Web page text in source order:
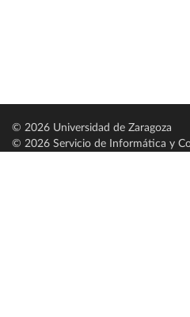
© 2026 Universidad de Zaragoza
© 2026 Servicio de Informática y